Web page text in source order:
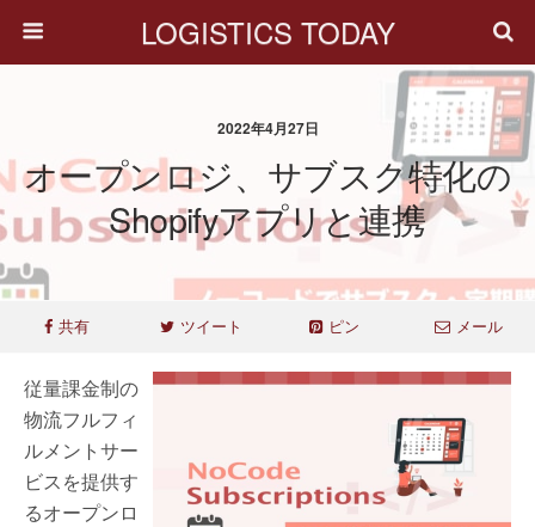
LOGISTICS TODAY
2022年4月27日
オープンロジ、サブスク特化の
Shopifyアプリと連携
共有 ツイート ピン メール
従量課金制の
物流フルフィ
ルメントサー
ビスを提供す
るオープンロ